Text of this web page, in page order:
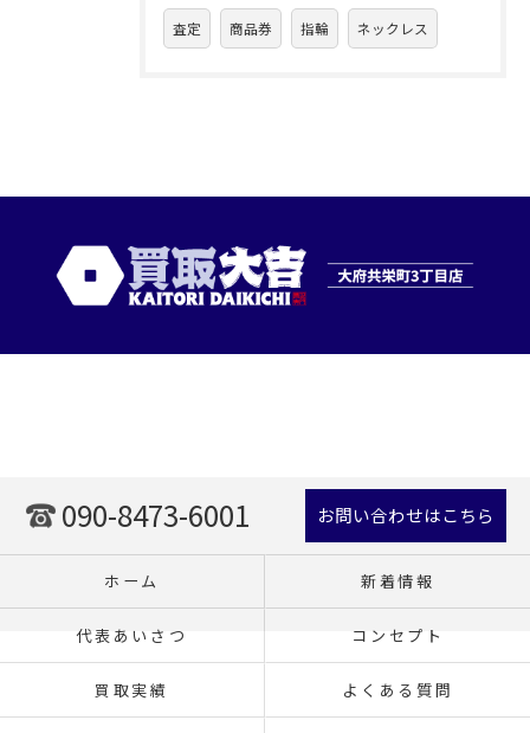
査定 商品券 指輪 ネックレス
090-8473-6001 お問い合わせはこちら
ホーム 新着情報
代表あいさつ コンセプト
買取実績 よくある質問